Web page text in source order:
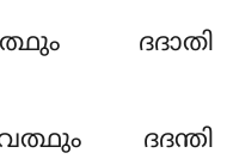
ദദാതി
ദദന്തി